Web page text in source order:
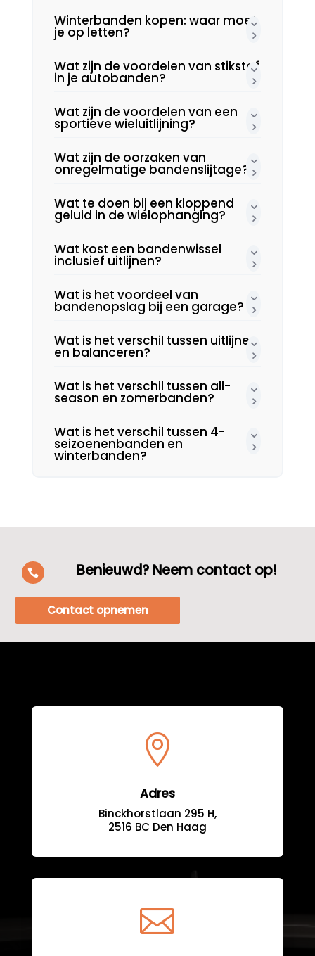
Winterbanden kopen: waar moet
je op letten?
Wat zijn de voordelen van stikstof
in je autobanden?
Wat zijn de voordelen van een
sportieve wieluitlijning?
Wat zijn de oorzaken van
onregelmatige bandenslijtage?
Wat te doen bij een kloppend
geluid in de wielophanging?
Wat kost een bandenwissel
inclusief uitlijnen?
Wat is het voordeel van
bandenopslag bij een garage?
Wat is het verschil tussen uitlijnen
en balanceren?
Wat is het verschil tussen all-
season en zomerbanden?
Wat is het verschil tussen 4-
seizoenenbanden en
winterbanden?
 Benieuwd? Neem contact op!
Contact opnemen

Adres
Binckhorstlaan 295 H,
2516 BC Den Haag
